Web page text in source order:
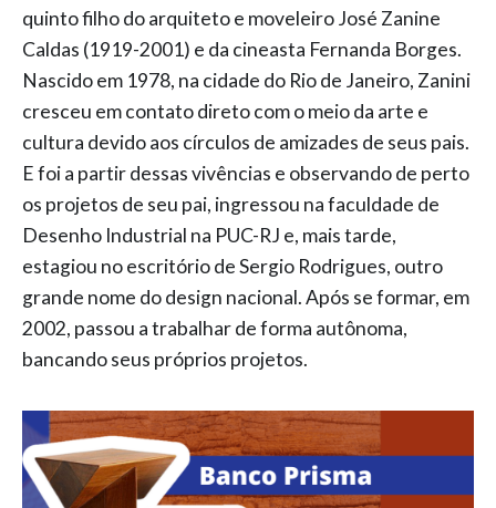
quinto filho do arquiteto e moveleiro José Zanine
Caldas (1919-2001) e da cineasta Fernanda Borges.
Nascido em 1978, na cidade do Rio de Janeiro, Zanini
cresceu em contato direto com o meio da arte e
cultura devido aos círculos de amizades de seus pais.
E foi a partir dessas vivências e observando de perto
os projetos de seu pai, ingressou na faculdade de
Desenho Industrial na PUC-RJ e, mais tarde,
estagiou no escritório de Sergio Rodrigues, outro
grande nome do design nacional. Após se formar, em
2002, passou a trabalhar de forma autônoma,
bancando seus próprios projetos.